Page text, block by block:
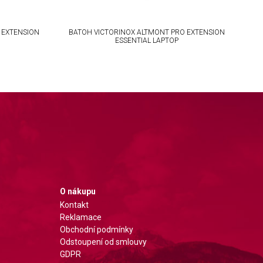
BATOH VICTORINOX ALTMONT PRO EXTENSION
ESSENTIAL LAPTOP
O nákupu
Kontakt
Reklamace
Obchodní podmínky
Odstoupení od smlouvy
GDPR